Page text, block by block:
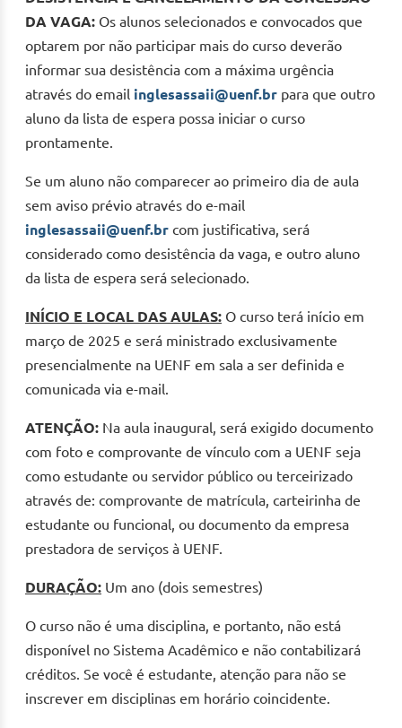
DA VAGA: Os alunos selecionados e convocados que
optarem por não participar mais do curso deverão
informar sua desistência com a máxima urgência
através do email inglesassaii@uenf.br para que outro
aluno da lista de espera possa iniciar o curso
prontamente.
Se um aluno não comparecer ao primeiro dia de aula
sem aviso prévio através do e-mail
inglesassaii@uenf.br com justificativa, será
considerado como desistência da vaga, e outro aluno
da lista de espera será selecionado.
INÍCIO E LOCAL DAS AULAS: O curso terá início em
março de 2025 e será ministrado exclusivamente
presencialmente na UENF em sala a ser definida e
comunicada via e-mail.
ATENÇÃO: Na aula inaugural, será exigido documento
com foto e comprovante de vínculo com a UENF seja
como estudante ou servidor público ou terceirizado
através de: comprovante de matrícula, carteirinha de
estudante ou funcional, ou documento da empresa
prestadora de serviços à UENF.
DURAÇÃO: Um ano (dois semestres)
O curso não é uma disciplina, e portanto, não está
disponível no Sistema Acadêmico e não contabilizará
créditos. Se você é estudante, atenção para não se
inscrever em disciplinas em horário coincidente.